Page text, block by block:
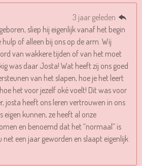
3 jaar geleden
sliep hij eigenlijk vanaf het begin
of alleen bij ons op de arm. Wij
van wakkere tijden of van het moet
was daar Josta! Wat heeft zij ons goed
van het slapen, hoe je het leert
het voor jezelf oké voelt! Dit was voor
josta heeft ons leren vertrouwen in ons
kunnen, ze heeft al onze
en benoemd dat het “normaal” is
net een jaar geworden en slaapt eigenlijk